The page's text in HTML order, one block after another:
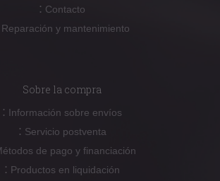
: Contacto
Reparación y mantenimiento
Sobre la compra
: Información sobre envíos
: Servicio postventa
de pago y financiación
: Productos en liquidación